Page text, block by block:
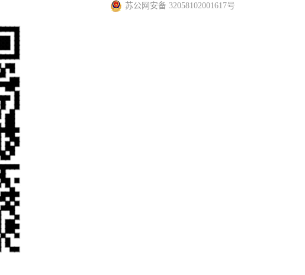
苏公网安备 32058102001617号